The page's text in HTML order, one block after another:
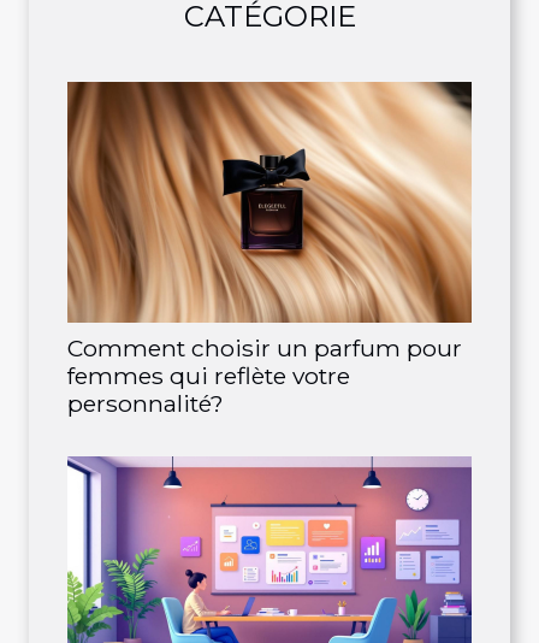
CATÉGORIE
Comment choisir un parfum pour
femmes qui reflète votre
personnalité?